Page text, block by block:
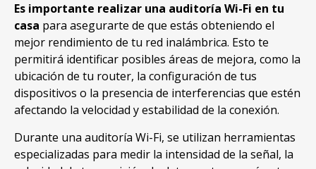
Es importante realizar una auditoría Wi-Fi en tu
casa para asegurarte de que estás obteniendo el
mejor rendimiento de tu red inalámbrica. Esto te
permitirá identificar posibles áreas de mejora, como la
ubicación de tu router, la configuración de tus
dispositivos o la presencia de interferencias que estén
afectando la velocidad y estabilidad de la conexión.
Durante una auditoría Wi-Fi, se utilizan herramientas
especializadas para medir la intensidad de la señal, la